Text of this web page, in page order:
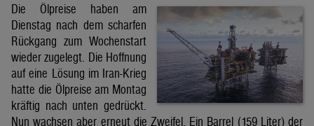
Die Ölpreise haben am
Dienstag nach dem scharfen
Rückgang zum Wochenstart
wieder zugelegt. Die Hoffnung
auf eine Lösung im Iran-Krieg
hatte die Ölpreise am Montag
kräftig nach unten gedrückt.
Nun wachsen aber erneut die Zweifel. Ein Barrel (159 Liter) der